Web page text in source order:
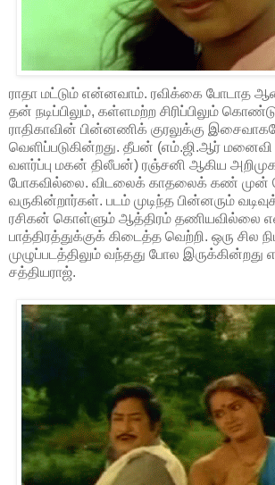
ராதா மட்டும் என்னவாம். ரவிக்கை போடாத
தன் நடிப்பிலும், கள்ளமற்ற சிரிப்பிலும்
ராதிகாவின் பின்னணிக் குரலுக்கு
வெளிப்படுகின்றது. தீபன் (எம்.ஜி.ஆர்
வளர்ப்பு மகன் திலீபன்) ரஞ்சனி ஆகிய
போகவில்லை. விடலைக் காதலைக் கண்
வருகின்றார்கள். படம் முடிந்த பின்னரும்
ரசிகன் கொள்ளும் ஆத்திரம் தணியவில்லை
பாத்திரத்துக்குக் கிடைத்த வெற்றி. ஒரு சில
முழுப்படத்திலும் வந்தது போல
சத்தியராஜ்.